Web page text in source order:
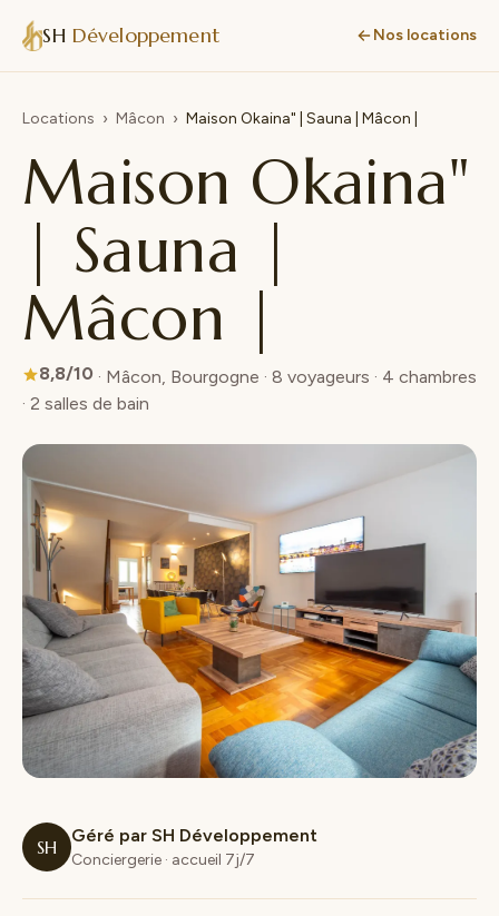
SH Développement Nos locations
Locations › Mâcon › Maison Okaina" | Sauna | Mâcon |
Maison Okaina"
| Sauna |
Mâcon |
8,8/10 · Mâcon, Bourgogne · 8 voyageurs · 4 chambres
· 2 salles de bain
SH
Géré par SH Développement
Conciergerie · accueil 7j/7